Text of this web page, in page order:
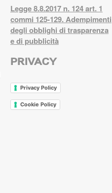
Legge 8.8.2017 n. 124 art. 1
commi 125-129. Adempimenti
degli obblighi di trasparenza
e di pubblicità
PRIVACY
Privacy Policy
Cookie Policy